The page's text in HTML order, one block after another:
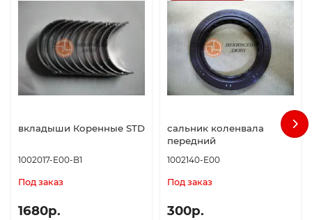
вкладыши Коренные STD
1002017-E00-B1
Под заказ
1680р.
сальник коленвала
передний
1002140-E00
Под заказ
300р.